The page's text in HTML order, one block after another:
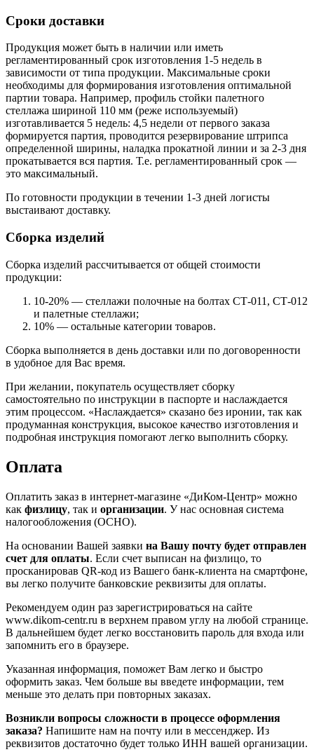
Сроки доставки
Продукция может быть в наличии или иметь
регламентированный срок изготовления 1-5 недель в
зависимости от типа продукции. Максимальные сроки
необходимы для формирования изготовления оптимальной
партии товара. Например, профиль стойки палетного
стеллажа шириной 110 мм (реже используемый)
изготавливается 5 недель: 4,5 недели от первого заказа
формируется партия, проводится резервирование штрипса
определенной ширины, наладка прокатной линии и за 2-3 дня
прокатывается вся партия. Т.е. регламентированный срок —
это максимальный.
По готовности продукции в течении 1-3 дней логисты
выстаивают доставку.
Сборка изделий
Сборка изделий рассчитывается от общей стоимости
продукции:
10-20% — стеллажи полочные на болтах СТ-011, СТ-012
и палетные стеллажи;
10% — остальные категории товаров.
Сборка выполняется в день доставки или по договоренности
в удобное для Вас время.
При желании, покупатель осуществляет сборку
самостоятельно по инструкции в паспорте и наслаждается
этим процессом. «Наслаждается» сказано без иронии, так как
продуманная конструкция, высокое качество изготовления и
подробная инструкция помогают легко выполнить сборку.
Оплата
Оплатить заказ в интернет-магазине «ДиКом-Центр» можно
как физлицу, так и организации. У нас основная система
налогообложения (ОСНО).
На основании Вашей заявки на Вашу почту будет отправлен
счет для оплаты. Если счет выписан на физлицо, то
просканировав QR-код из Вашего банк-клиента на смартфоне,
вы легко получите банковские реквизиты для оплаты.
Рекомендуем один раз зарегистрироваться на сайте
www.dikom-centr.ru в верхнем правом углу на любой странице.
В дальнейшем будет легко восстановить пароль для входа или
запомнить его в браузере.
Указанная информация, поможет Вам легко и быстро
оформить заказ. Чем больше вы введете информации, тем
меньше это делать при повторных заказах.
Возникли вопросы сложности в процессе оформления
заказа? Напишите нам на почту или в мессенджер. Из
реквизитов достаточно будет только ИНН вашей организации.